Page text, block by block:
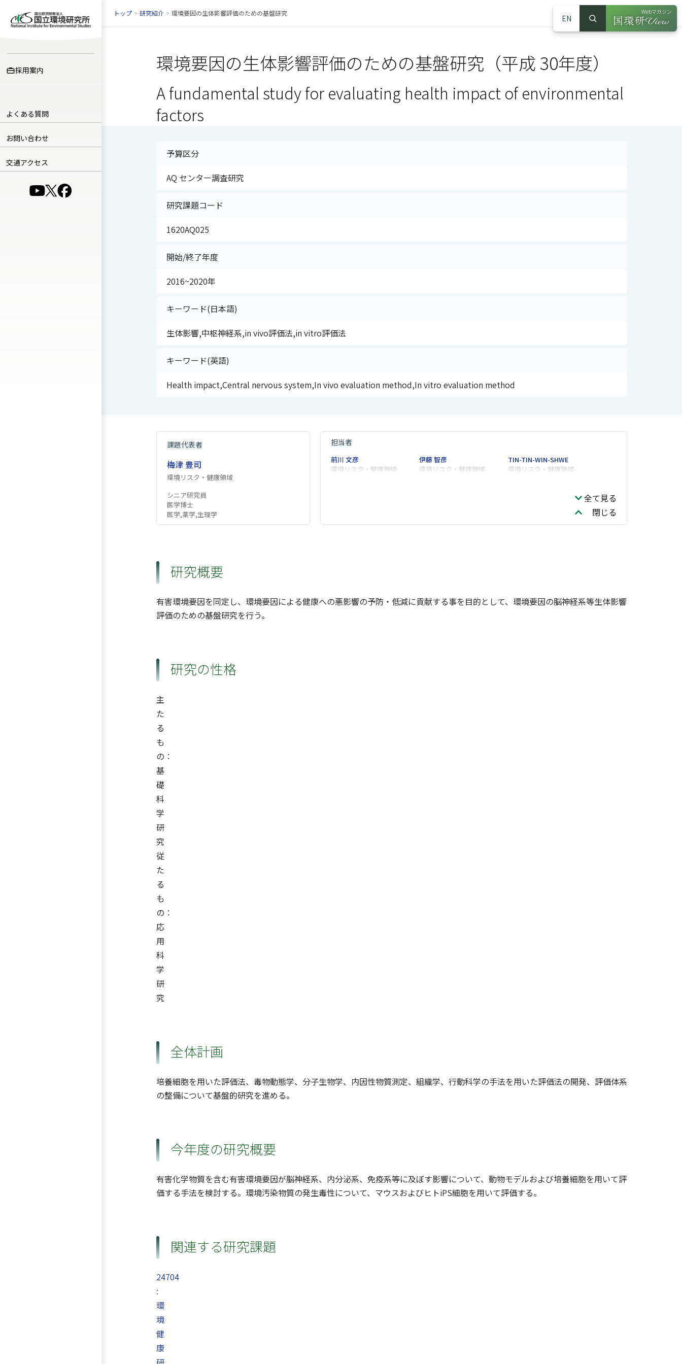
採用案内
よくある質問
お問い合わせ
交通アクセス
（別ウインドウで開きます）
（別ウインドウで開きます）
（別ウインドウで開きます）
EN
サイト内検索
検索
Webマガジン
（別ウインドウ
トップ > 研究紹介 > 環境要因の生体影響評価のための基盤研究
環境要因の生体影響評価のための基盤研究（平成 30年度）
A fundamental study for evaluating health impact of environmental
factors
予算区分
AQ センター調査研究
研究課題コード
1620AQ025
開始/終了年度
2016~2020年
キーワード(日本語)
生体影響,中枢神経系,in vivo評価法,in vitro評価法
キーワード(英語)
Health impact,Central nervous system,In vivo evaluation method,In vitro evaluation method
課題代表者
梅津 豊司
環境リスク・健康領域
シニア研究員
医学博士
医学,薬学,生理学
担当者
前川 文彦
環境リスク・健康領域
伊藤 智彦
環境リスク・健康領域
TIN-TIN-WIN-SHWE
環境リスク・健康領域
全て見る
閉じる
研究概要
有害環境要因を同定し、環境要因による健康への悪影響の予防・低減に貢献する事を目的として、環境要因の脳神経系等生体影響
評価のための基盤研究を行う。
研究の性格
主
た
る
も
の：
基
礎
科
学
研
究
従
た
る
も
の：
応
用
科
学
研
究
全体計画
培養細胞を用いた評価法、毒物動態学、分子生物学、内因性物質測定、組織学、行動科学の手法を用いた評価法の開発、評価体系
の整備について基盤的研究を進める。
今年度の研究概要
有害化学物質を含む有害環境要因が脳神経系、内分泌系、免疫系等に及ぼす影響について、動物モデルおよび培養細胞を用いて評
価する手法を検討する。環境汚染物質の発生毒性について、マウスおよびヒトiPS細胞を用いて評価する。
関連する研究課題
24704
:
環
境
健
康